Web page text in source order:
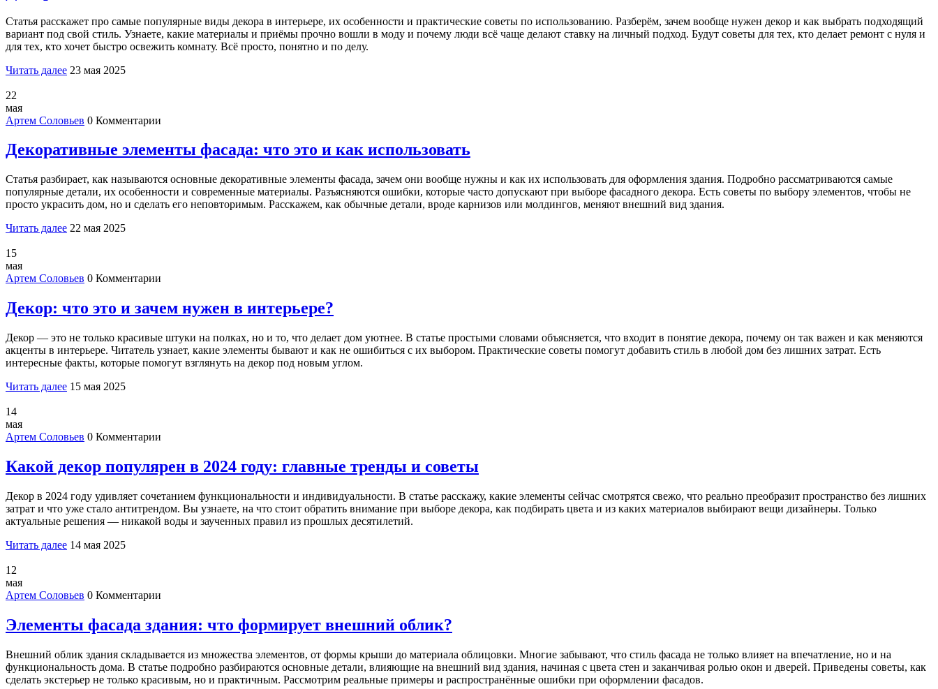
Статья расскажет про самые популярные виды декора в интерьере, их особенности и практические советы по использованию. Разберём, зачем вообще нужен декор и как выбрать подходящий
вариант под свой стиль. Узнаете, какие материалы и приёмы прочно вошли в моду и почему люди всё чаще делают ставку на личный подход. Будут советы для тех, кто делает ремонт с нуля и
для тех, кто хочет быстро освежить комнату. Всё просто, понятно и по делу.
Читать далее 23 мая 2025
22
мая
Артем Соловьев 0 Комментарии
Декоративные элементы фасада: что это и как использовать
Статья разбирает, как называются основные декоративные элементы фасада, зачем они вообще нужны и как их использовать для оформления здания. Подробно рассматриваются самые
популярные детали, их особенности и современные материалы. Разъясняются ошибки, которые часто допускают при выборе фасадного декора. Есть советы по выбору элементов, чтобы не
просто украсить дом, но и сделать его неповторимым. Расскажем, как обычные детали, вроде карнизов или молдингов, меняют внешний вид здания.
Читать далее 22 мая 2025
15
мая
Артем Соловьев 0 Комментарии
Декор: что это и зачем нужен в интерьере?
Декор — это не только красивые штуки на полках, но и то, что делает дом уютнее. В статье простыми словами объясняется, что входит в понятие декора, почему он так важен и как меняются
акценты в интерьере. Читатель узнает, какие элементы бывают и как не ошибиться с их выбором. Практические советы помогут добавить стиль в любой дом без лишних затрат. Есть
интересные факты, которые помогут взглянуть на декор под новым углом.
Читать далее 15 мая 2025
14
мая
Артем Соловьев 0 Комментарии
Какой декор популярен в 2024 году: главные тренды и советы
Декор в 2024 году удивляет сочетанием функциональности и индивидуальности. В статье расскажу, какие элементы сейчас смотрятся свежо, что реально преобразит пространство без лишних
затрат и что уже стало антитрендом. Вы узнаете, на что стоит обратить внимание при выборе декора, как подбирать цвета и из каких материалов выбирают вещи дизайнеры. Только
актуальные решения — никакой воды и заученных правил из прошлых десятилетий.
Читать далее 14 мая 2025
12
мая
Артем Соловьев 0 Комментарии
Элементы фасада здания: что формирует внешний облик?
Внешний облик здания складывается из множества элементов, от формы крыши до материала облицовки. Многие забывают, что стиль фасада не только влияет на впечатление, но и на
функциональность дома. В статье подробно разбираются основные детали, влияющие на внешний вид здания, начиная с цвета стен и заканчивая ролью окон и дверей. Приведены советы, как
сделать экстерьер не только красивым, но и практичным. Рассмотрим реальные примеры и распространённые ошибки при оформлении фасадов.